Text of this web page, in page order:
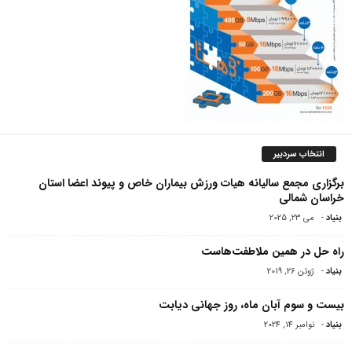
انتخاب سردبیر
برگزاری مجمع سالیانه هیات ورزش بیماران خاص و پیوند اعضا استان
خراسان شمالی
بنیاد- می 23, 2025
راه حل در همین ملاطفت‌هاست
بنیاد- ژوئن 26, 2019
بیست و سوم آبان ماه، روز جهانی دیابت
بنیاد- نوامبر 14, 2024